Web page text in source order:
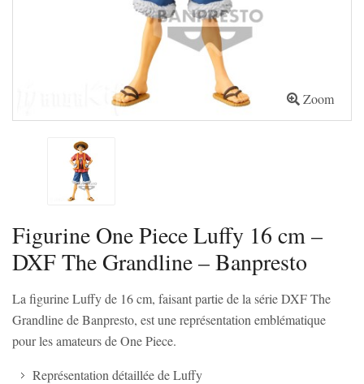
Zoom
Figurine One Piece Luffy 16 cm –
DXF The Grandline – Banpresto
La figurine Luffy de 16 cm, faisant partie de la série DXF The
Grandline de Banpresto, est une représentation emblématique
pour les amateurs de One Piece.
Représentation détaillée de Luffy